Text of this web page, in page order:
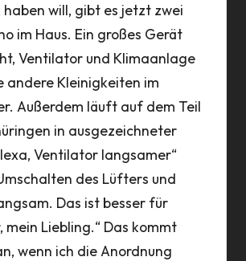
haben will, gibt es jetzt zwei
im Haus. Ein großes Gerät
Ventilator und Klimaanlage
andere Kleinigkeiten im
Außerdem läuft auf dem Teil
in ausgezeichneter
Ventilator langsamer“
des Lüfters und
Das ist besser für
mein Liebling.“ Das kommt
wenn ich die Anordnung